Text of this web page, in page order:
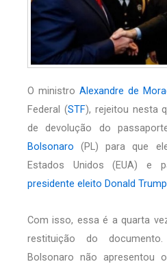
O ministro Alexandre de
Federal (STF), rejeitou nesta
de devolução do
Bolsonaro (PL) para que
Estados Unidos (EUA) e
presidente eleito Donald
Com isso, essa é a quarta
restituição do
Bolsonaro não apresentou